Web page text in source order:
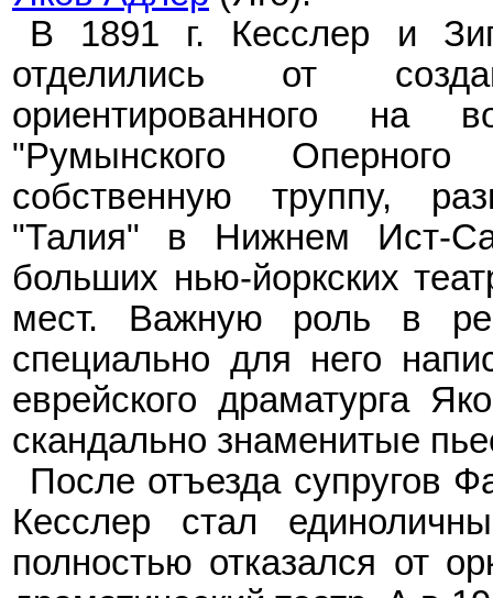
В 1891
г. Кесслер и
отделились от
ориентированного на
"Румынского
собственную труппу,
"Талия" в Нижнем Ист-
больших нью-йоркских
мест. Важную роль в
специально для него
еврейского драматурга
скандально знаменитые
После отъезда супругов
Кесслер стал
полностью отказался от